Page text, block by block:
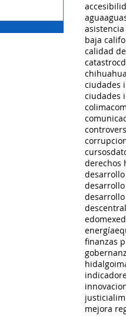
agua
asistencia
baja
calidad
catastro
chihuahua
ciudades
ciudades
colima
cursos
derechos
edomex
energía
finanzas
hidalgo
justicia
mejora